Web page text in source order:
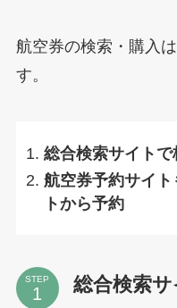
航空券の検索・購入
す。
総合検索サイト
航空券予約サイ
トから予約
STEP
総合検索